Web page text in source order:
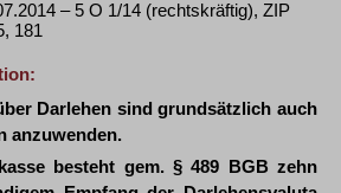
– 5 O 1/14 (rechtskräftig), ZIP
181
Darlehen sind grundsätzlich auch
anzuwenden.
besteht gem. § 489 BGB zehn